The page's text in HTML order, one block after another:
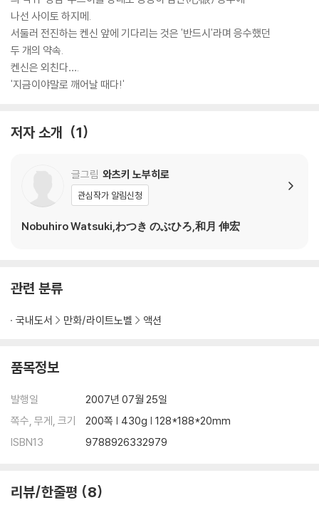
나선 사이토 하지메.
서둘러 전진하는 켄신 앞에 기다리는 것은 '반드시'라며 응수했던
두 개의 약속.
켄신은 외친다….
'지금이야말로 깨어날 때다!'
저자 소개 1
글그림 와츠키 노부히로
관심작가 알림신청
Nobuhiro Watsuki,わつき のぶひろ,和月 伸宏
관련 분류
국내도서 만화/라이트노벨 액션
품목정보
발행일
2007년 07월 25일
쪽수, 무게, 크기
200쪽 | 430g | 128*188*20mm
ISBN13
9788926332979
리뷰/한줄평 8